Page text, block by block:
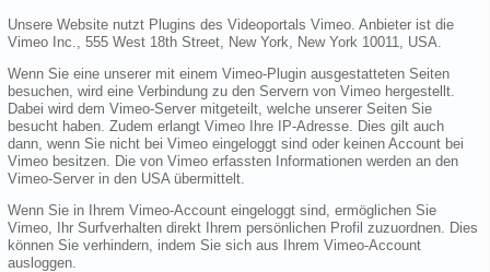
Unsere Website nutzt Plugins des Videoportals Vimeo. Anbieter ist die
Vimeo Inc., 555 West 18th Street, New York, New York 10011, USA.
Wenn Sie eine unserer mit einem Vimeo-Plugin ausgestatteten Seiten
besuchen, wird eine Verbindung zu den Servern von Vimeo hergestellt.
Dabei wird dem Vimeo-Server mitgeteilt, welche unserer Seiten Sie
besucht haben. Zudem erlangt Vimeo Ihre IP-Adresse. Dies gilt auch
dann, wenn Sie nicht bei Vimeo eingeloggt sind oder keinen Account bei
Vimeo besitzen. Die von Vimeo erfassten Informationen werden an den
Vimeo-Server in den USA übermittelt.
Wenn Sie in Ihrem Vimeo-Account eingeloggt sind, ermöglichen Sie
Vimeo, Ihr Surfverhalten direkt Ihrem persönlichen Profil zuzuordnen. Dies
können Sie verhindern, indem Sie sich aus Ihrem Vimeo-Account
ausloggen.